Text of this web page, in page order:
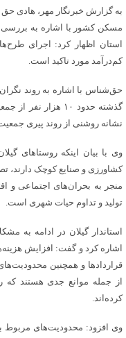
به گزارش خبرنگار مهر، هادی
مسکن کشور با اشاره به
استان اظهار کرد: اجرای
کم‌درآمد مورد تاکید است.
حق‌شناس با اشاره به روند
گذشته حدود ۱۰
نشانه روشنی از روند پیری
وی با بیان اینکه روستاهای
کشاورزی و صنایع کوچک دارند،
منجر به بحران‌های اجتماعی و
تولید و تداوم حیات شهری است.
استاندار گیلان در ادامه به
اشاره کرد و گفت: افزایش
قراردادها و همچنین
از جمله موانع جدی هستند
کرده‌اند.
وی افزود: محدودیت‌های مربوط